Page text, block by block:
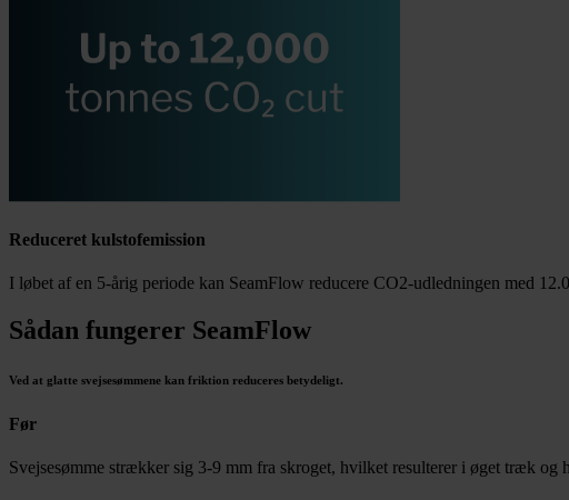
Reduceret kulstofemission
I løbet af en 5-årig periode kan SeamFlow reducere CO2-udledningen med
Sådan fungerer SeamFlow
Ved at glatte svejsesømmene kan friktion reduceres betydeligt.
Før
Svejsesømme strækker sig 3-9 mm fra skroget, hvilket resulterer i øget træk og